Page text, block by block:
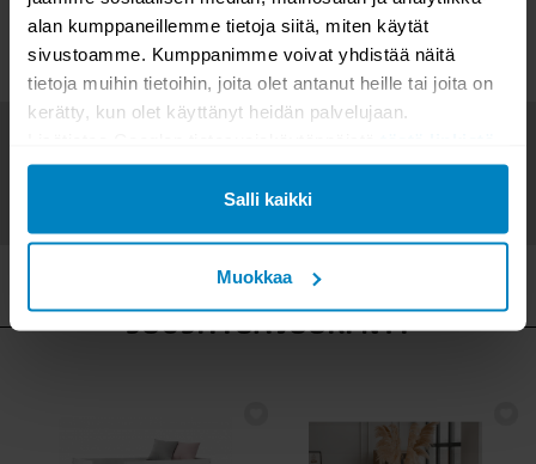
alan kumppaneillemme tietoja siitä, miten käytät
sivustoamme. Kumppanimme voivat yhdistää näitä
tietoja muihin tietoihin, joita olet antanut heille tai joita on
kerätty, kun olet käyttänyt heidän palvelujaan.
Salli kaikki
Muokkaa
apuvälineitä tarvitseville. Seniorikalusteiden tehtävänä on parantaa
elämänlaatua vähentämällä tapaturmariskiä ja tuk...
Lue artikkeli
SUOSITTUA JUURI NYT